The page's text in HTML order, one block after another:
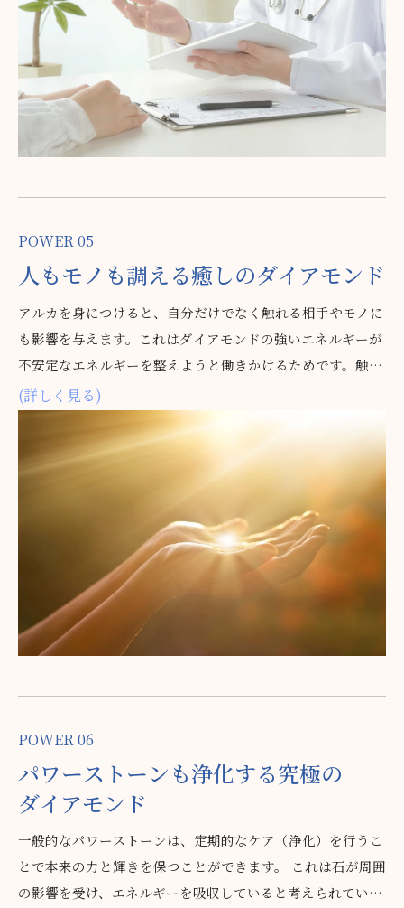
POWER 05
人もモノも調える癒しのダイアモンド
アルカを身につけると、自分だけでなく触れる相手やモノに
も影響を与えます。これはダイアモンドの強いエネルギーが
不安定なエネルギーを整えようと働きかけるためです。触れ
た相手も中庸にすることができるので、セラピストや美容師
ただいています。中にはお客様が変化を感じ取り、リピート
してくださるようになったという報告もいただいています。
(詳しく見る)
POWER 06
パワーストーンも浄化する究極の
ダイアモンド
一般的なパワーストーンは、定期的なケア（浄化）を行うこ
とで本来の力と輝きを保つことができます。 これは石が周囲
の影響を受け、エネルギーを吸収していると考えられている